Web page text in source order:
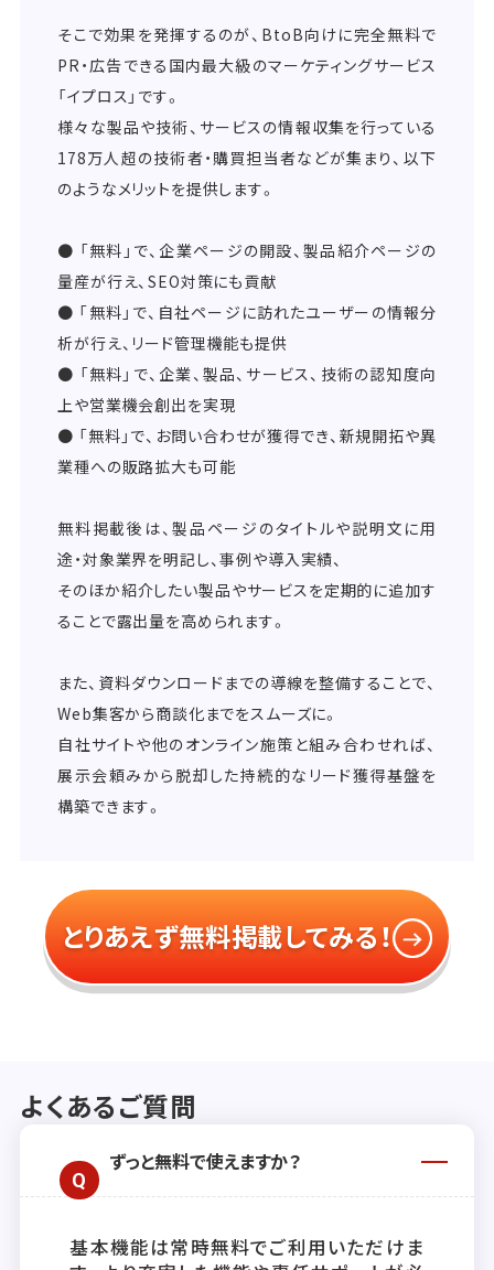
そこで効果を発揮するのが、BtoB向けに完全無料で
PR・広告できる国内最大級のマーケティングサービス
「イプロス」です。
様々な製品や技術、サービスの情報収集を行っている
178万人超の技術者・購買担当者などが集まり、以下
のようなメリットを提供します。
● 「無料」で、企業ページの開設、製品紹介ページの
量産が行え、SEO対策にも貢献
● 「無料」で、自社ページに訪れたユーザーの情報分
析が行え、リード管理機能も提供
● 「無料」で、企業、製品、サービス、技術の認知度向
上や営業機会創出を実現
● 「無料」で、お問い合わせが獲得でき、新規開拓や異
業種への販路拡大も可能
無料掲載後は、製品ページのタイトルや説明文に用
途・対象業界を明記し、事例や導入実績、
そのほか紹介したい製品やサービスを定期的に追加す
ることで露出量を高められます。
また、資料ダウンロードまでの導線を整備することで、
Web集客から商談化までをスムーズに。
自社サイトや他のオンライン施策と組み合わせれば、
展示会頼みから脱却した持続的なリード獲得基盤を
構築できます。
とりあえず無料掲載してみる！
よくあるご質問
ずっと無料で使えますか？
基本機能は常時無料でご利用いただけま